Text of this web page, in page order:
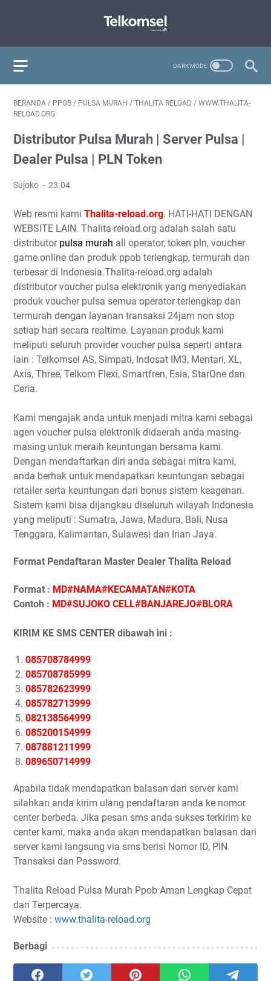
BERANDA / PPOB / PULSA MURAH / THALITA RELOAD / WWW.THALITA-
RELOAD.ORG
Distributor Pulsa Murah | Server Pulsa |
Dealer Pulsa | PLN Token
Sujoko 23.04
Web resmi kami Thalita-reload.org. HATI-HATI DENGAN
WEBSITE LAIN. Thalita-reload.org adalah salah satu
distributor pulsa murah all operator, token pln, voucher
game online dan produk ppob terlengkap, termurah dan
terbesar di Indonesia.Thalita-reload.org adalah
distributor voucher pulsa elektronik yang menyediakan
produk voucher pulsa semua operator terlengkap dan
termurah dengan layanan transaksi 24jam non stop
setiap hari secara realtime. Layanan produk kami
meliputi seluruh provider voucher pulsa seperti antara
lain : Telkomsel AS, Simpati, Indosat IM3, Mentari, XL,
Axis, Three, Telkom Flexi, Smartfren, Esia, StarOne dan
Ceria.
Kami mengajak anda untuk menjadi mitra kami sebagai
agen voucher pulsa elektronik didaerah anda masing-
masing untuk meraih keuntungan bersama kami.
Dengan mendaftarkan diri anda sebagai mitra kami,
anda berhak untuk mendapatkan keuntungan sebagai
retailer serta keuntungan dari bonus sistem keagenan.
Sistem kami bisa dijangkau diseluruh wilayah Indonesia
yang meliputi : Sumatra, Jawa, Madura, Bali, Nusa
Tenggara, Kalimantan, Sulawesi dan Irian Jaya.
Format Pendaftaran Master Dealer Thalita Reload
Format : MD#NAMA#KECAMATAN#KOTA
Contoh : MD#SUJOKO CELL#BANJAREJO#BLORA
KIRIM KE SMS CENTER dibawah ini :
085708784999
085708785999
085782623999
085782713999
082138564999
085200154999
087881211999
089650714999
Apabila tidak mendapatkan balasan dari server kami
silahkan anda kirim ulang pendaftaran anda ke nomor
center berbeda. Jika pesan sms anda sukses terkirim ke
center kami, maka anda akan mendapatkan balasan dari
server kami langsung via sms berisi Nomor ID, PIN
Transaksi dan Password.
Thalita Reload Pulsa Murah Ppob Aman Lengkap Cepat
dan Terpercaya.
Website : www.thalita-reload.org
Berbagi